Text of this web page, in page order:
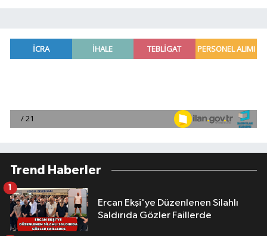
Trend Haberler
Ercan Ekşi'ye Düzenlenen Silahlı
Saldırıda Gözler Faillerde
1